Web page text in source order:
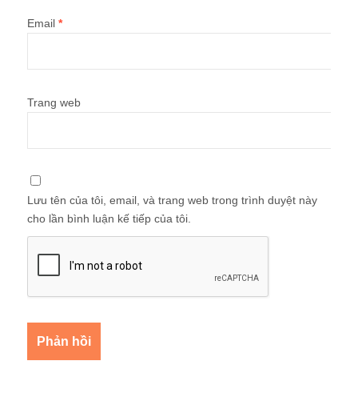
Email *
Trang web
Lưu tên của tôi, email, và trang web trong trình duyệt này
cho lần bình luận kế tiếp của tôi.